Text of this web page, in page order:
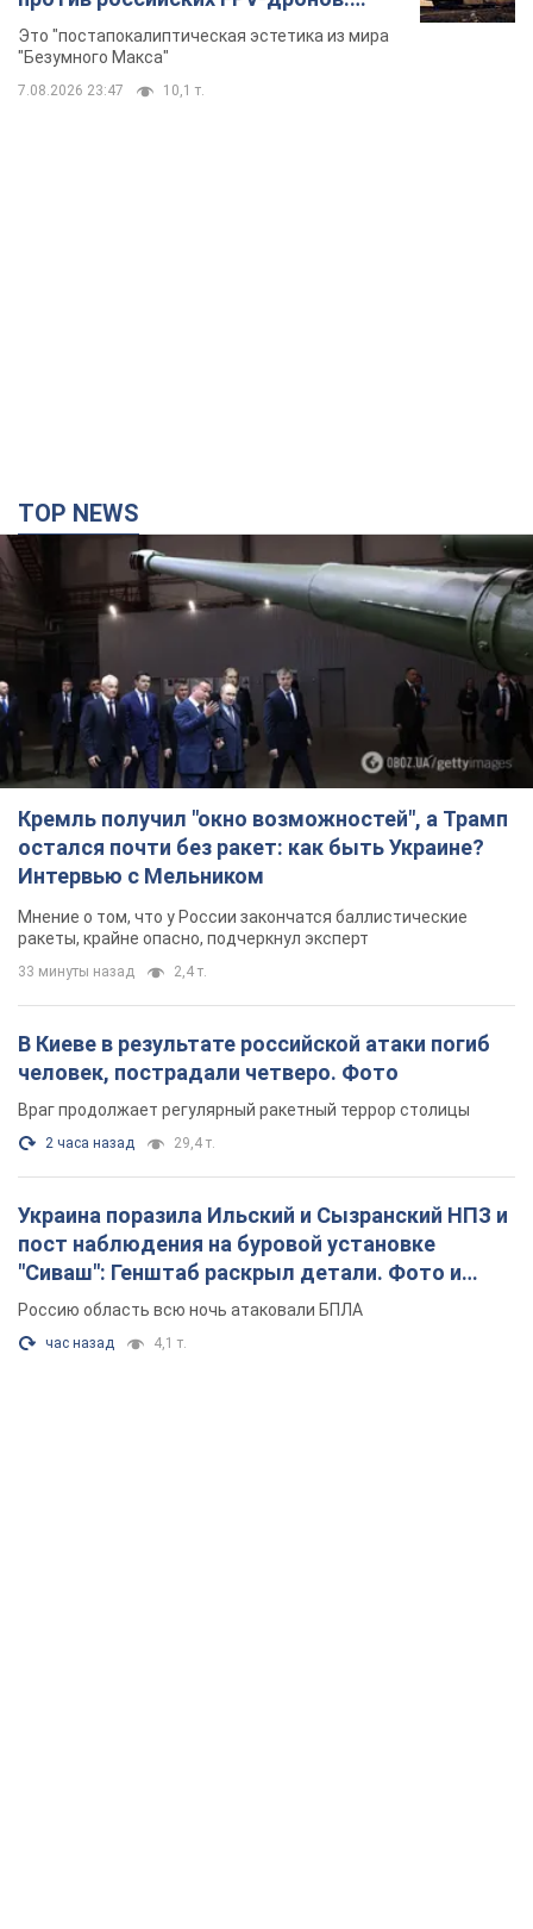
Фото
Это "постапокалиптическая эстетика из мира
"Безумного Макса"
7.08.2026 23:47 10,1 т.
TOP NEWS
Кремль получил "окно возможностей", а Трамп
остался почти без ракет: как быть Украине?
Интервью с Мельником
Мнение о том, что у России закончатся баллистические
ракеты, крайне опасно, подчеркнул эксперт
33 минуты назад 2,4 т.
В Киеве в результате российской атаки погиб
человек, пострадали четверо. Фото
Враг продолжает регулярный ракетный террор столицы
2 часа назад 29,4 т.
Украина поразила Ильский и Сызранский НПЗ и
пост наблюдения на буровой установке
"Сиваш": Генштаб раскрыл детали. Фото и
видео
Россию область всю ночь атаковали БПЛА
час назад 4,1 т.